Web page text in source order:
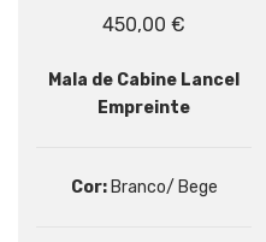
450,00 €
Mala de Cabine Lancel
Empreinte
Cor:Branco/ Bege